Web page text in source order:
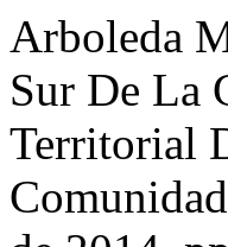
Arboleda
Sur De La
Territorial